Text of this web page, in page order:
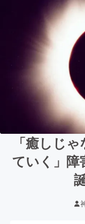
「癒しじ
ていく」